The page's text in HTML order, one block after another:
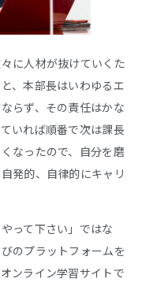
に人材が抜けていくた
、本部長はいわゆるエ
らず、その責任はかな
いれば順番で次は課長
なったので、自分を磨
発的、自律的にキャリ
って下さい」ではな
のプラットフォームを
ンライン学習サイトで